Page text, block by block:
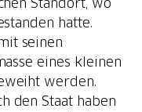
hatte.
seinen
eines kleinen
werden.
den Staat haben